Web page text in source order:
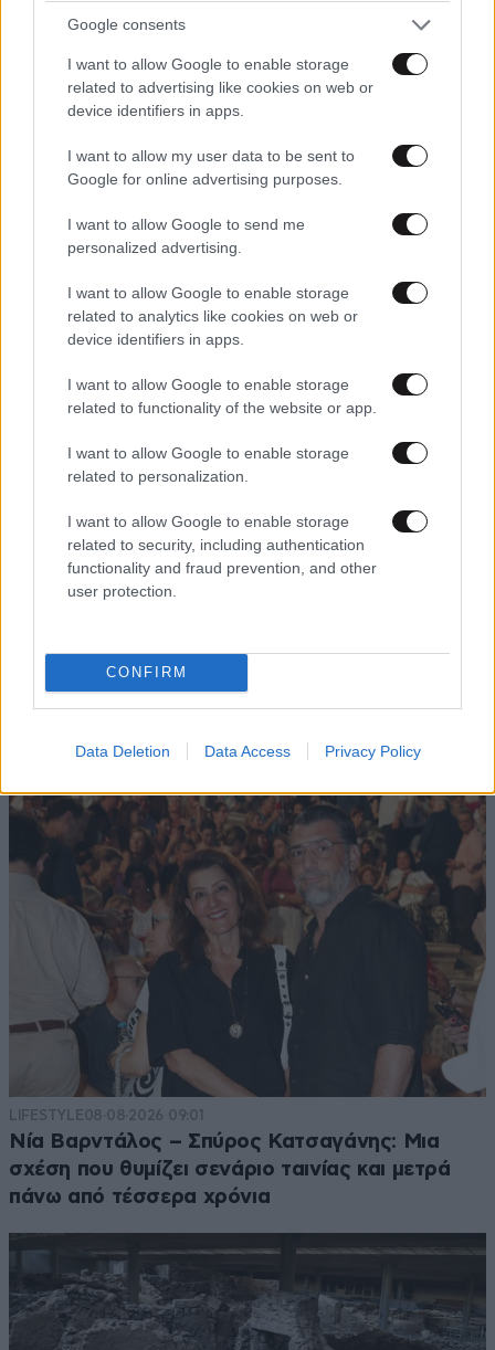
Google consents
I want to allow Google to enable storage
related to advertising like cookies on web or
device identifiers in apps.
I want to allow my user data to be sent to
Google for online advertising purposes.
I want to allow Google to send me
personalized advertising.
I want to allow Google to enable storage
related to analytics like cookies on web or
device identifiers in apps.
I want to allow Google to enable storage
related to functionality of the website or app.
I want to allow Google to enable storage
related to personalization.
I want to allow Google to enable storage
related to security, including authentication
functionality and fraud prevention, and other
user protection.
CONFIRM
Data Deletion Data Access Privacy Policy
ΟΙΚΟΝΟΜΙΑ08·08·2026 13:03
Ποιοι φορολογούμενοι θα λάβουν email ή
τηλεφώνημα από την ΑΑΔΕ για φορολογικές
LIFESTYLE08·08·2026 09:01
Νία Βαρντάλος – Σπύρος Κατσαγάνης: Μια
σχέση που θυμίζει σενάριο ταινίας και μετρά
πάνω από τέσσερα χρόνια